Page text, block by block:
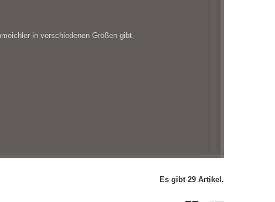
in verschiedenen Größen gibt.
Es gibt 29 Artikel.